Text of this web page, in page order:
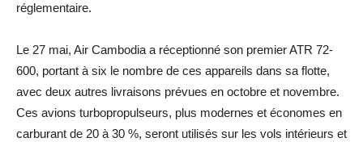
réglementaire.
Le 27 mai, Air Cambodia a réceptionné son premier ATR 72-
600, portant à six le nombre de ces appareils dans sa flotte,
avec deux autres livraisons prévues en octobre et novembre.
Ces avions turbopropulseurs, plus modernes et économes en
carburant de 20 à 30 %, seront utilisés sur les vols intérieurs et